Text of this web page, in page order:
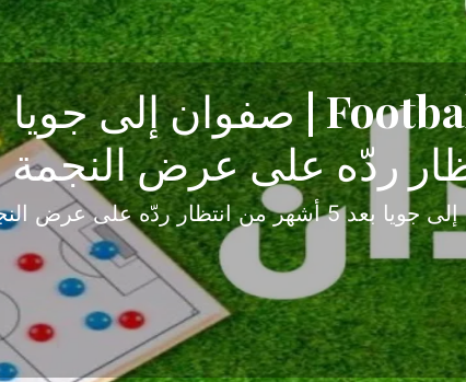
جبل محسن وتنتهي في
الدرجة الثانية، نجح الإخاء الأهلي عاليه في